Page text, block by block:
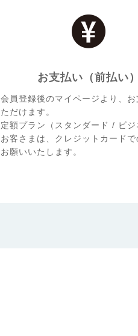
お支払い（前払い）
会員登録後のマイページより、お
ただけます。
定額プラン（スタンダード / ビジ
お客さまは、クレジットカードで
お願いいたします。